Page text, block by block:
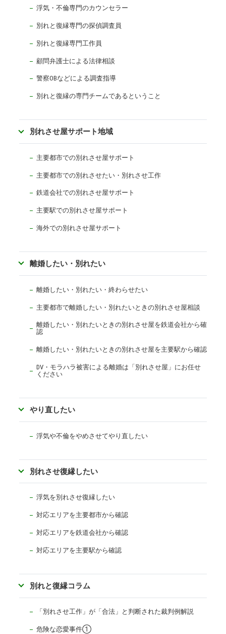
浮気・不倫専門のカウンセラー
別れと復縁専門の探偵調査員
別れと復縁専門工作員
顧問弁護士による法律相談
警察OBなどによる調査指導
別れと復縁の専門チームであるということ
別れさせ屋サポート地域
主要都市での別れさせ屋サポート
主要都市での別れさせたい・別れさせ工作
鉄道会社での別れさせ屋サポート
主要駅での別れさせ屋サポート
海外での別れさせ屋サポート
離婚したい・別れたい
離婚したい・別れたい・終わらせたい
主要都市で離婚したい・別れたいときの別れさせ屋相談
離婚したい・別れたいときの別れさせ屋を鉄道会社から確
認
離婚したい・別れたいときの別れさせ屋を主要駅から確認
DV・モラハラ被害による離婚は「別れさせ屋」にお任せ
ください
やり直したい
浮気や不倫をやめさせてやり直したい
別れさせ復縁したい
浮気を別れさせ復縁したい
対応エリアを主要都市から確認
対応エリアを鉄道会社から確認
対応エリアを主要駅から確認
別れと復縁コラム
「別れさせ工作」が「合法」と判断された裁判例解説
危険な恋愛事件①